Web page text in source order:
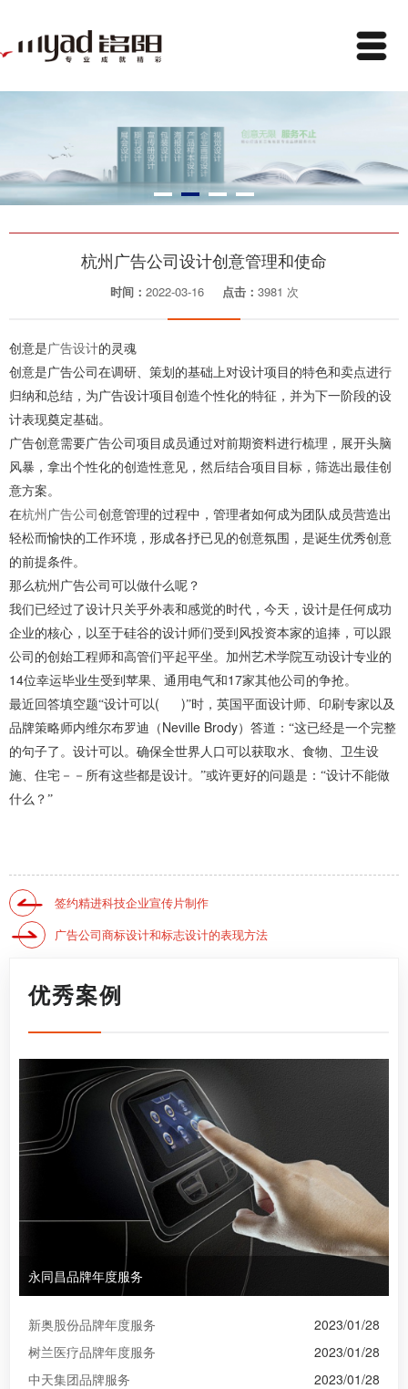
杭州广告公司设计创意管理和使命
时间： 2022-03-16 点击： 3981 次
创意是广告设计的灵魂
创意是广告公司在调研、策划的基础上对设计项目的特色和卖点进行
归纳和总结，为广告设计项目创造个性化的特征，并为下一阶段的设
计表现奠定基础。
广告创意需要广告公司项目成员通过对前期资料进行梳理，展开头脑
风暴，拿出个性化的创造性意见，然后结合项目目标，筛选出最佳创
意方案。
在杭州广告公司 创意管理的过程中，管理者如何成为团队成员营造出
轻松而愉快的工作环境，形成各抒已见的创意氛围，是诞生优秀创意
的前提条件。
那么杭州广告公司可以做什么呢？
我们已经过了设计只关乎外表和感觉的时代，今天，设计是任何成功
企业的核心，以至于硅谷的设计师们受到风投资本家的追捧，可以跟
公司的创始工程师和高管们平起平坐。加州艺术学院互动设计专业的
14位幸运毕业生受到苹果、通用电气和 17家其他公司的争抢。
最近回答填空题“设计可以( )”时，英国平面设计师、印刷专家以及
品牌策略师内维尔布罗迪（ Neville Brody）答道：“这已经是一个完整
的句子了。设计可以。确保全世界人口可以获取水、食物、卫生设
施、住宅－－所有这些都是设计。”或许更好的问题是：“设计不能做
什么？”
签约精进科技企业宣传片制作
广告公司商标设计和标志设计的表现方法
优秀案例
永同昌品牌年度服务
2023/01/28
新奥股份品牌年度服务
2023/01/28
树兰医疗品牌年度服务
2023/01/28
中天集团品牌服务